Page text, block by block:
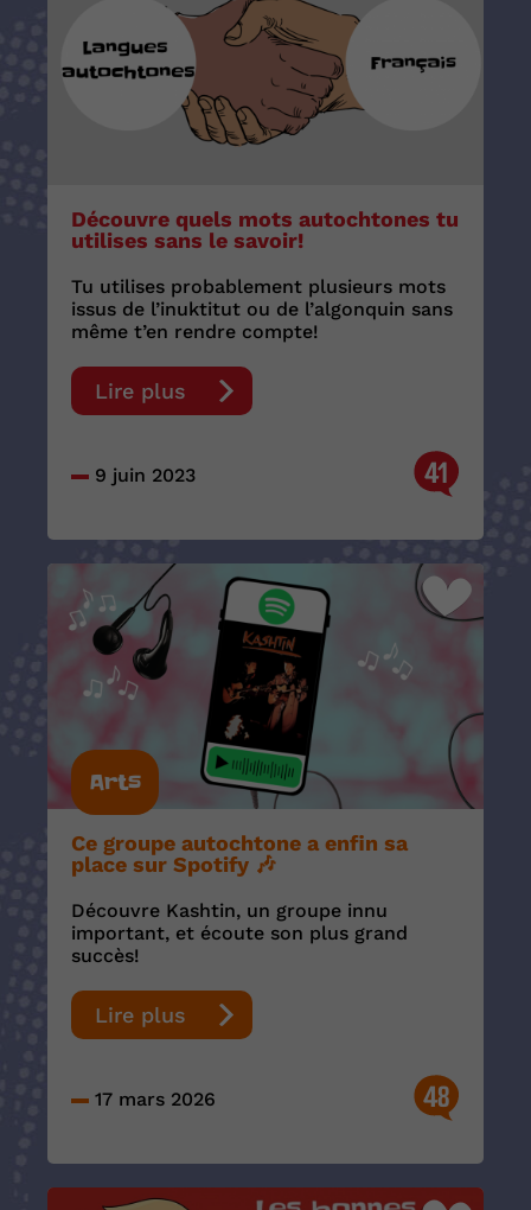
Découvre quels mots autochtones tu
utilises sans le savoir!
Tu utilises probablement plusieurs mots
issus de l’inuktitut ou de l’algonquin sans
même t’en rendre compte!
Lire plus
9 juin 2023 41
Arts
Ce groupe autochtone a enfin sa
place sur Spotify 🎶
Découvre Kashtin, un groupe innu
important, et écoute son plus grand
succès!
Lire plus
17 mars 2026 48